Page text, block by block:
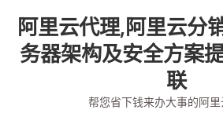
content
阿里云代理,阿里云分
务器架构及安全方案
联
帮您省下钱来办大事的阿